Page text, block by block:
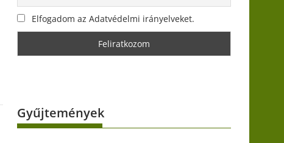
Elfogadom az Adatvédelmi irányelveket.
Gyűjtemények